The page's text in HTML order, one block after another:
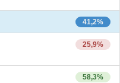
41,2%
25,9%
58,3%